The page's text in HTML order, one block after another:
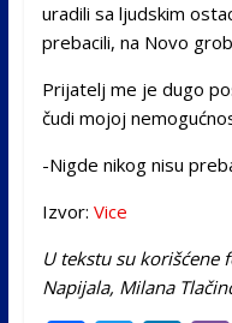
uradili sa ljudskim
prebacili, na Novo
Prijatelj me je dugo
čudi mojoj
-Nigde nikog nisu
Izvor: Vice
U tekstu su korišćene
Napijala, Milana